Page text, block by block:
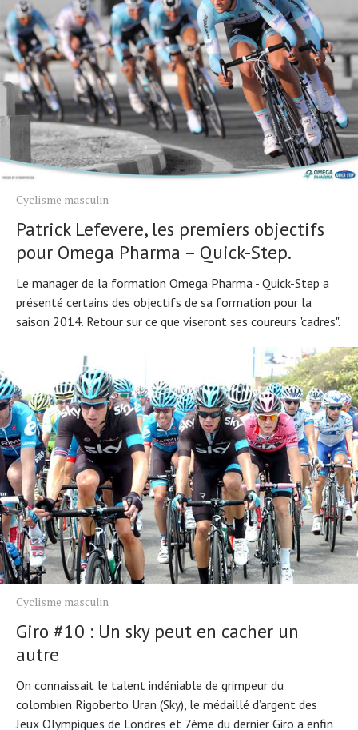
Cyclisme masculin
Patrick Lefevere, les premiers objectifs
pour Omega Pharma – Quick-Step.
Le manager de la formation Omega Pharma - Quick-Step a
présenté certains des objectifs de sa formation pour la
saison 2014. Retour sur ce que viseront ses coureurs "cadres".
Cyclisme masculin
Giro #10 : Un sky peut en cacher un
autre
On connaissait le talent indéniable de grimpeur du
colombien Rigoberto Uran (Sky), le médaillé d’argent des
Jeux Olympiques de Londres et 7ème du dernier Giro a enfin